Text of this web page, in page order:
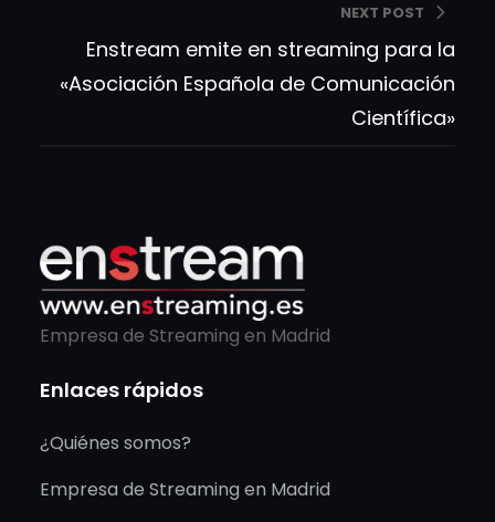
NEXT POST
Enstream emite en streaming para la
«Asociación Española de Comunicación
Científica»
Empresa de Streaming en Madrid
Enlaces rápidos
¿Quiénes somos?
Empresa de Streaming en Madrid